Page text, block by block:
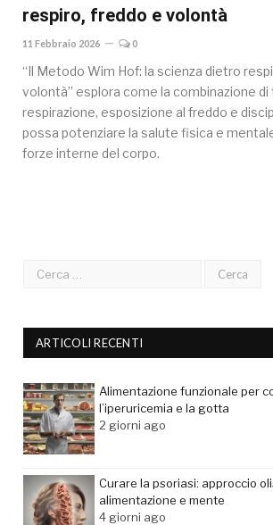
respiro, freddo e volontà
11 Febbraio 2026 0
“Il Metodo Wim Hof: la scienza dietro
volontà” esplora come la combinazione di
respirazione, esposizione al freddo e
possa potenziare la salute fisica e
forze interne del corpo.
ARTICOLI RECENTI
Alimentazione funzionale per
l’iperuricemia e la gotta
2 giorni ago
Curare la psoriasi: approccio
alimentazione e mente
4 giorni ago